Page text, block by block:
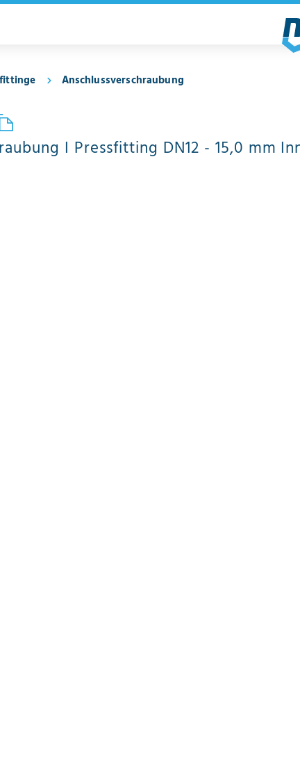
Anschlussverschraubung
I Pressfitting DN12 - 15,0 mm